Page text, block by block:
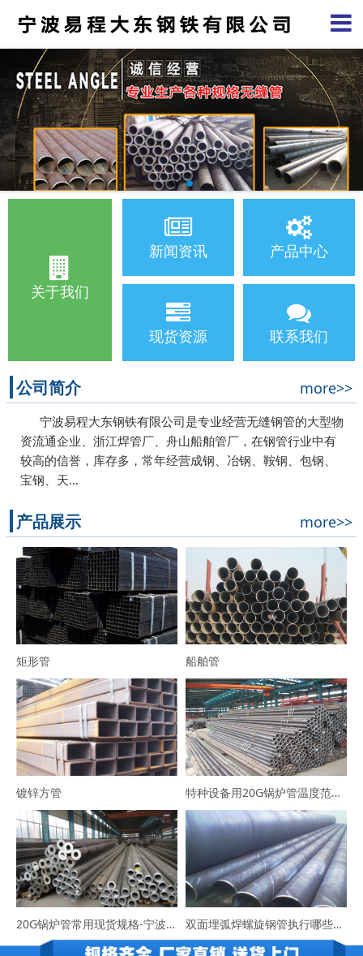
关于我们
新闻资讯 产品中心
现货资源 联系我们
公司简介 more>>
宁波易程大东钢铁有限公司是专业经营无缝钢管的大型物
资流通企业、浙江焊管厂、舟山船舶管厂，在钢管行业中有
较高的信誉，库存多，常年经营成钢、冶钢、鞍钢、包钢、
宝钢、天…
产品展示 more>>
矩形管 船舶管
镀锌方管 特种设备用20G锅炉管温度范围-咨询宁波易程大东
20G锅炉管常用现货规格-宁波易程大东货源充足 双面埋弧焊螺旋钢管执行哪些标准？